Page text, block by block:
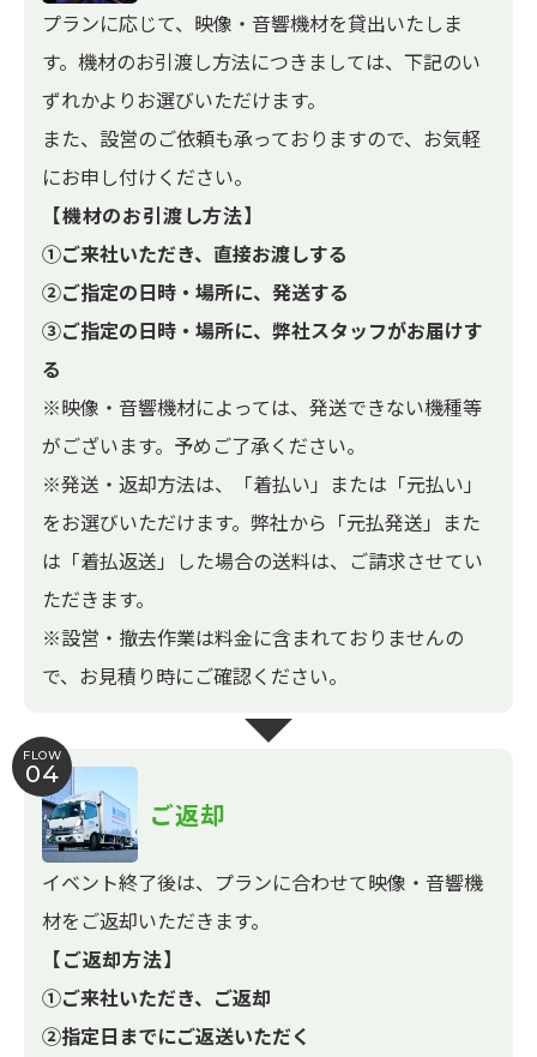
プランに応じて、映像・音響機材を貸出いたしま
す。機材のお引渡し方法につきましては、下記のい
ずれかよりお選びいただけます。
また、設営のご依頼も承っておりますので、お気軽
にお申し付けください。
【機材のお引渡し方法】
①ご来社いただき、直接お渡しする
②ご指定の日時・場所に、発送する
③ご指定の日時・場所に、弊社スタッフがお届けす
る
※映像・音響機材によっては、発送できない機種等
がございます。予めご了承ください。
※発送・返却方法は、「着払い」または「元払い」
をお選びいただけます。弊社から「元払発送」また
は「着払返送」した場合の送料は、ご請求させてい
ただきます。
※設営・撤去作業は料金に含まれておりませんの
で、お見積り時にご確認ください。
FLOW
04
ご返却
イベント終了後は、プランに合わせて映像・音響機
材をご返却いただきます。
【ご返却方法】
①ご来社いただき、ご返却
②指定日までにご返送いただく